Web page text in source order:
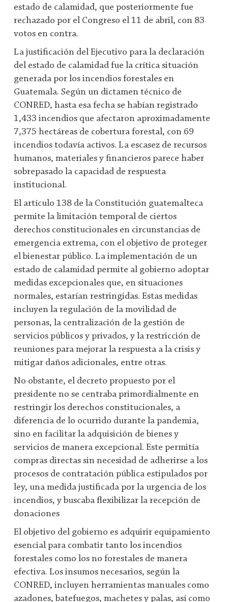
estado de calamidad, que posteriormente fue
rechazado por el Congreso el 11 de abril, con 83
votos en contra.
La justificación del Ejecutivo para la declaración
del estado de calamidad fue la crítica situación
generada por los incendios forestales en
Guatemala. Según un dictamen técnico de
CONRED, hasta esa fecha se habían registrado
1,433 incendios que afectaron aproximadamente
7,375 hectáreas de cobertura forestal, con 69
incendios todavía activos. La escasez de recursos
humanos, materiales y financieros parece haber
sobrepasado la capacidad de respuesta
institucional.
El artículo 138 de la Constitución guatemalteca
permite la limitación temporal de ciertos
derechos constitucionales en circunstancias de
emergencia extrema, con el objetivo de proteger
el bienestar público. La implementación de un
estado de calamidad permite al gobierno adoptar
medidas excepcionales que, en situaciones
normales, estarían restringidas. Estas medidas
incluyen la regulación de la movilidad de
personas, la centralización de la gestión de
servicios públicos y privados, y la restricción de
reuniones para mejorar la respuesta a la crisis y
mitigar daños adicionales, entre otras.
No obstante, el decreto propuesto por el
presidente no se centraba primordialmente en
restringir los derechos constitucionales, a
diferencia de lo ocurrido durante la pandemia,
sino en facilitar la adquisición de bienes y
servicios de manera excepcional. Este permitía
compras directas sin necesidad de adherirse a los
procesos de contratación pública estipulados por
ley, una medida justificada por la urgencia de los
incendios, y buscaba flexibilizar la recepción de
donaciones
El objetivo del gobierno es adquirir equipamiento
esencial para combatir tanto los incendios
forestales como los no forestales de manera
efectiva. Los insumos necesarios, según la
CONRED, incluyen herramientas manuales como
azadones, batefuegos, machetes y palas, así como